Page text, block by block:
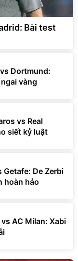
Bài test
Dortmund:
vàng
vs Real
siết kỷ luật
Getafe: De Zerbi
hoàn hảo
AC Milan: Xabi